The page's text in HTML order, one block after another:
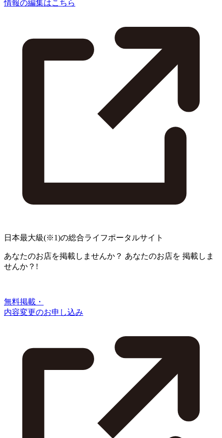
情報の編集はこちら
日本最大級(※1)の総合ライフポータルサイト
あなたのお店を掲載しませんか？ あなたのお店を 掲載しま
せんか？!
無料掲載・
内容変更のお申し込み